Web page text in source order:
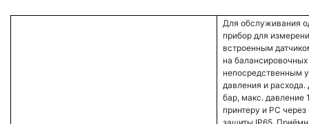
Для обслуживания
прибор для
встроенным
на балансировочных
непосредственным
давления и
бар, макс. давление
принтеру и PC